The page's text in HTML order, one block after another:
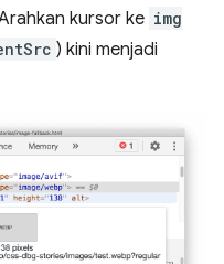
kursor ke img
) kini menjadi